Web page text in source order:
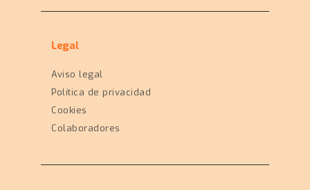
Legal
Aviso legal
Política de privacidad
Cookies
Colaboradores